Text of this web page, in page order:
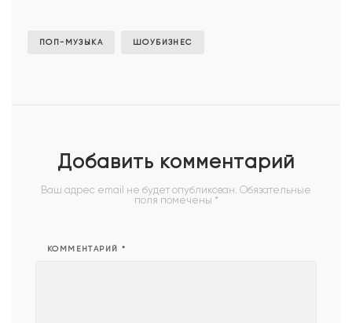
ПОП-МУЗЫКА ШОУБИЗНЕС
Добавить комментарий
Ваш адрес email не будет опубликован. Обязательные
поля помечены *
КОММЕНТАРИЙ *